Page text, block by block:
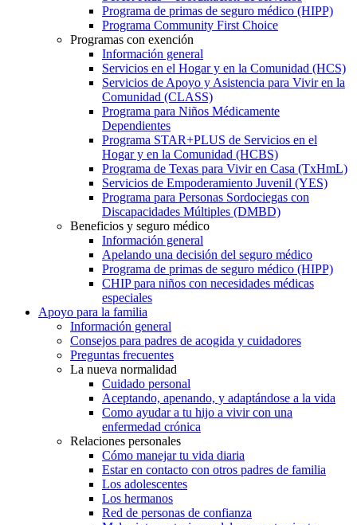
Programa de primas de seguro médico (HIPP)
Programa Community First Choice
Programas con exención
Información general
Servicios en el Hogar y en la Comunidad (HCS)
Servicios de Apoyo y Asistencia para Vivir en la
Comunidad (CLASS)
Programa para Niños Médicamente
Dependientes
Programa STAR+PLUS de Servicios en el
Hogar y en la Comunidad (HCBS)
Programa de Texas para Vivir en Casa (TxHmL)
Servicios de Empoderamiento Juvenil (YES)
Programa para Personas Sordociegas con
Discapacidades Múltiples (DMBD)
Beneficios y seguro médico
Información general
Apelando una decisión del seguro médico
Programa de primas de seguro médico (HIPP)
CHIP para niños con necesidades médicas
especiales
Apoyo para la familia
Información general
Consejos para padres de acogida y cuidadores
Preguntas frecuentes
La nueva normalidad
Cuidado personal
Aceptando, apenando, y adaptándose a la vida
Como ayudar a tu hijo a vivir con una
enfermedad crónica
Relaciones personales
Cómo manejar tu vida diaria
Estar en contacto con otros padres de familia
Los adolescentes
Los hermanos
Red de personas de confianza